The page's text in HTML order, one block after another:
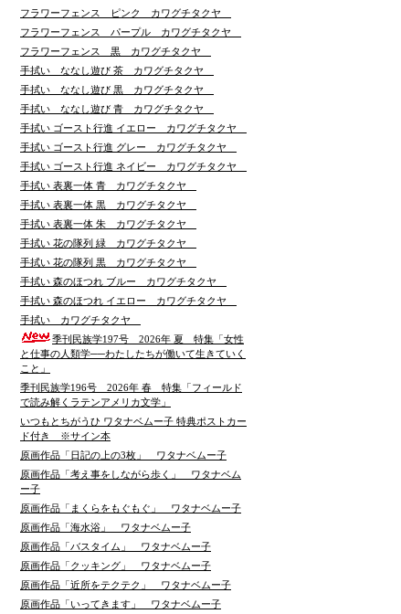
フラワーフェンス ピンク カワグチタクヤ
フラワーフェンス パープル カワグチタクヤ
フラワーフェンス 黒 カワグチタクヤ
手拭い ななし遊び 茶 カワグチタクヤ
手拭い ななし遊び 黒 カワグチタクヤ
手拭い ななし遊び 青 カワグチタクヤ
手拭い ゴースト行進 イエロー カワグチタクヤ
手拭い ゴースト行進 グレー カワグチタクヤ
手拭い ゴースト行進 ネイビー カワグチタクヤ
手拭い 表裏一体 青 カワグチタクヤ
手拭い 表裏一体 黒 カワグチタクヤ
手拭い 表裏一体 朱 カワグチタクヤ
手拭い 花の隊列 緑 カワグチタクヤ
手拭い 花の隊列 黒 カワグチタクヤ
手拭い 森のほつれ ブルー カワグチタクヤ
手拭い 森のほつれ イエロー カワグチタクヤ
手拭い カワグチタクヤ
季刊民族学197号 2026年 夏 特集「女性
と仕事の人類学──わたしたちが働いて生きていく
こと」
季刊民族学196号 2026年 春 特集「フィールド
で読み解くラテンアメリカ文学」
いつもとちがうひ ワタナベムー子 特典ポストカー
ド付き ※サイン本
原画作品「日記の上の3枚」 ワタナベムー子
原画作品「考え事をしながら歩く」 ワタナベム
ー子
原画作品「まくらをもぐもぐ」 ワタナベムー子
原画作品「海水浴」 ワタナベムー子
原画作品「バスタイム」 ワタナベムー子
原画作品「クッキング」 ワタナベムー子
原画作品「近所をテクテク」 ワタナベムー子
原画作品「いってきます」 ワタナベムー子